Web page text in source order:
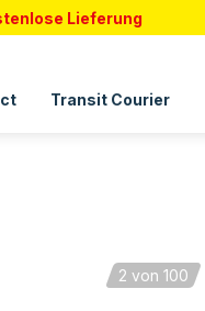
Lieferung
Transit Courier
2 von 100